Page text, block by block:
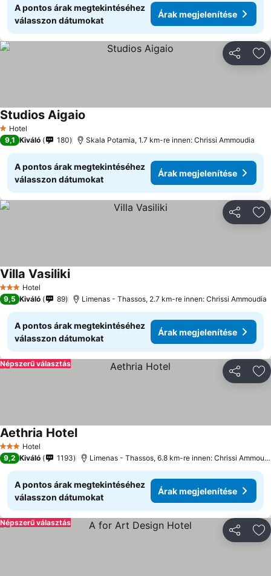
A pontos árak megtekintéséhez
válasszon dátumokat
Árak megjelenítése
1 Kategória
Hotel
Studios Aigaio
9,1 Kiváló 180 Skala Potamia, 1.7 km-re innen: Chrissi Ammoudia
A pontos árak megtekintéséhez
válasszon dátumokat
Árak megjelenítése
3 Kategória
Hotel
Villa Vasiliki
9,5 Kiváló 89 Limenas - Thassos, 2.7 km-re innen: Chrissi Ammoudia
A pontos árak megtekintéséhez
válasszon dátumokat
Árak megjelenítése
Népszerű választás
3 Kategória
Hotel
Aethria Hotel
9,2 Kiváló 1193 Limenas - Thassos, 6.8 km-re innen: Chrissi Ammoudia
A pontos árak megtekintéséhez
válasszon dátumokat
Árak megjelenítése
Népszerű választás